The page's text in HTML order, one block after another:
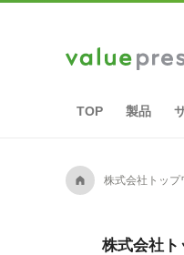
TOP 製品
A 株式会社トップ
株式会社ト